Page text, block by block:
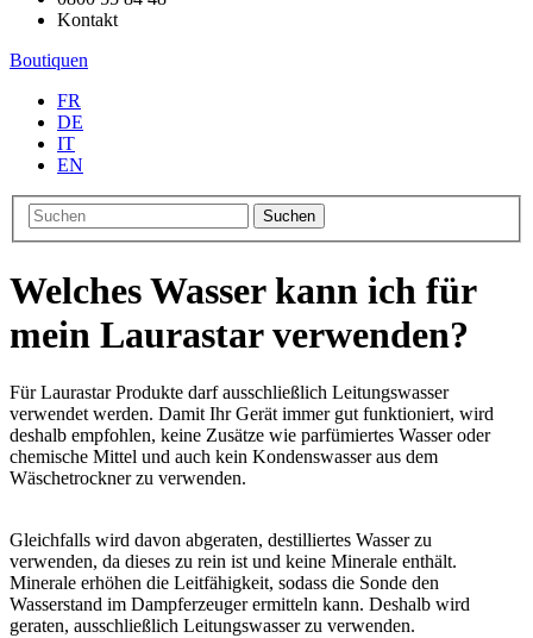
Kontakt
Boutiquen
FR
DE
IT
EN
Suchen
Welches Wasser kann ich für
mein Laurastar verwenden?
Für Laurastar Produkte darf ausschließlich Leitungswasser
verwendet werden. Damit Ihr Gerät immer gut funktioniert, wird
deshalb empfohlen, keine Zusätze wie parfümiertes Wasser oder
chemische Mittel und auch kein Kondenswasser aus dem
Wäschetrockner zu verwenden.
Gleichfalls wird davon abgeraten, destilliertes Wasser zu
verwenden, da dieses zu rein ist und keine Minerale enthält.
Minerale erhöhen die Leitfähigkeit, sodass die Sonde den
Wasserstand im Dampferzeuger ermitteln kann. Deshalb wird
geraten, ausschließlich Leitungswasser zu verwenden.